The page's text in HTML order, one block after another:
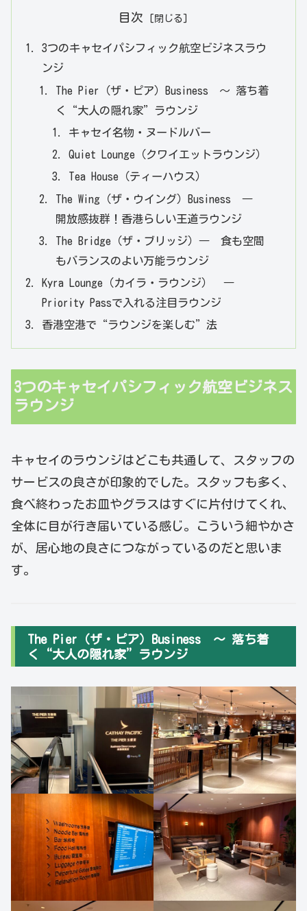
目次
3つのキャセイパシフィック航空ビジネスラウ
ンジ
The Pier（ザ・ピア）Business ～ 落ち着
く“大人の隠れ家”ラウンジ
キャセイ名物・ヌードルバー
Quiet Lounge（クワイエットラウンジ）
Tea House（ティーハウス）
The Wing（ザ・ウイング）Business ―
開放感抜群！香港らしい王道ラウンジ
The Bridge（ザ・ブリッジ）― 食も空間
もバランスのよい万能ラウンジ
Kyra Lounge（カイラ・ラウンジ） ―
Priority Passで入れる注目ラウンジ
香港空港で“ラウンジを楽しむ”法
3つのキャセイパシフィック航空ビジネス
ラウンジ
キャセイのラウンジはどこも共通して、スタッフの
サービスの良さが印象的でした。スタッフも多く、
食べ終わったお皿やグラスはすぐに片付けてくれ、
全体に目が行き届いている感じ。こういう細やかさ
が、居心地の良さにつながっているのだと思いま
す。
The Pier（ザ・ピア）Business ～ 落ち着
く“大人の隠れ家”ラウンジ